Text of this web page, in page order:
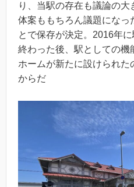
り、当駅の存在も議論の
体案ももちろん議題になっ
とで保存が決定。2016年
終わった後、駅としての機
ホームが新たに設けられ
からだ